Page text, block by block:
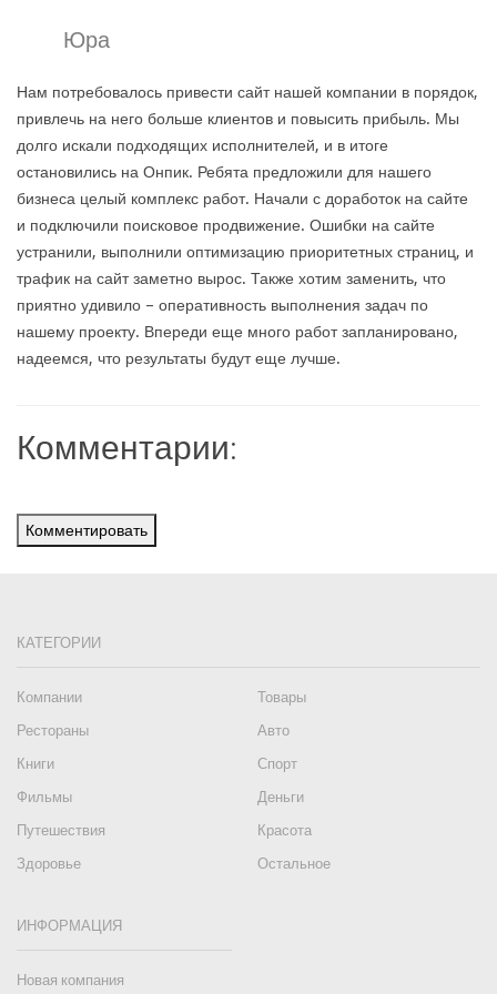
Юра
Нам потребовалось привести сайт нашей компании в порядок,
привлечь на него больше клиентов и повысить прибыль. Мы
долго искали подходящих исполнителей, и в итоге
остановились на Онпик. Ребята предложили для нашего
бизнеса целый комплекс работ. Начали с доработок на сайте
и подключили поисковое продвижение. Ошибки на сайте
устранили, выполнили оптимизацию приоритетных страниц, и
трафик на сайт заметно вырос. Также хотим заменить, что
приятно удивило – оперативность выполнения задач по
нашему проекту. Впереди еще много работ запланировано,
надеемся, что результаты будут еще лучше.
Комментарии:
Комментировать
КАТЕГОРИИ
Компании
Товары
Рестораны
Авто
Книги
Спорт
Фильмы
Деньги
Путешествия
Красота
Здоровье
Остальное
ИНФОРМАЦИЯ
Новая компания